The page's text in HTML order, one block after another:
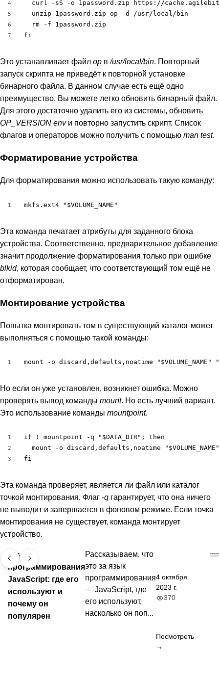
4
5
6
7
curl -sS -o 1password.zip https://
  unzip 1password.zip op -d /usr/local/bin
  rm -f 1password.zip
fi
Это устанавливает файл op в/usr/local/bin. Повторный
запуск скрипта не приведёт к повторной установке
бинарного файла. В данном случае есть ещё одно
преимущество. Вы можете легко обновить бинарный файл.
Для этого достаточно удалить его из системы, обновить
OP_VERSION envи повторно запустить скрипт. Список
флагов и операторов можно получить с помощью man test.
Форматирование устройства
Для форматирования можно использовать такую команду:
1 mkfs.ext4 "$VOLUME_NAME"
Эта команда печатает атрибуты для заданного блока
устройства. Соответственно, предварительное добавление
значит продолжение форматирования только при ошибке
blkid, которая сообщает, что соответствующий том ещё не
отформатирован.
Монтирование устройства
Попытка монтировать том в существующий каталог может
выполняться с помощью такой команды:
1 mount -o discard,defaults,noatime "$VOLUME_NAME"
Но если он уже установлен, возникнет ошибка. Можно
проверять вывод команды mount. Но есть лучший вариант.
Это использование команды mountpoint.
1
2
3
if ! mountpoint -q "$DATA_DIR"; then
mount -o discard,defaults,noatime
fi
Эта команда проверяет, является ли файл или каталог
точкой монтирования. Флаг -q гарантирует, что она ничего
не выводит и завершается в фоновом режиме. Если точка
монтирования не существует, команда монтирует
устройство.
Язык
программирования
JavaScript: где его
используют и
почему он
популярен
Рассказываем, что
это за язык
программирования
— JavaScript, где
его используют,
насколько он поп...
4 октября
2023 г.
370
Посмотреть
→